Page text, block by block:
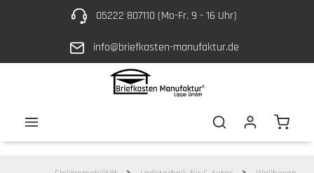
Zum Hauptinhalt springen05222 807110 (Mo-Fr. 9 - 16 Uhr)
info@briefkasten-manufaktur.de